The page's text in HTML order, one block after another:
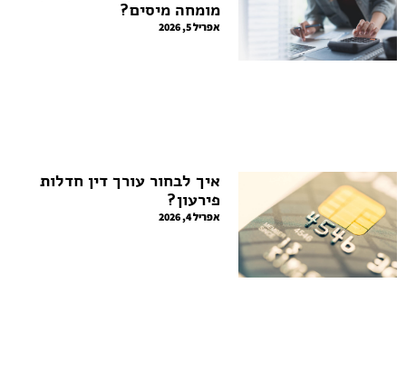
מומחה מיסים?
אפריל 5, 2026
איך לבחור עורך דין חדלות
פירעון?
אפריל 4, 2026